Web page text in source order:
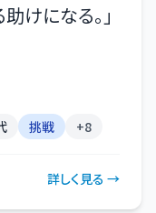
けになる。 」
挑戦 +8
詳しく見る →